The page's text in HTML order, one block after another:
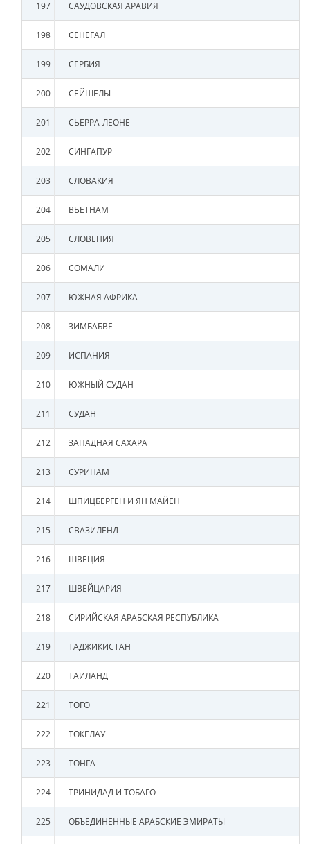
197 САУДОВСКАЯ АРАВИЯ
198 СЕНЕГАЛ
199 СЕРБИЯ
200 СЕЙШЕЛЫ
201 СЬЕРРА-ЛЕОНЕ
202 СИНГАПУР
203 СЛОВАКИЯ
204 ВЬЕТНАМ
205 СЛОВЕНИЯ
206 СОМАЛИ
207 ЮЖНАЯ АФРИКА
208 ЗИМБАБВЕ
209 ИСПАНИЯ
210 ЮЖНЫЙ СУДАН
211 СУДАН
212 ЗАПАДНАЯ САХАРА
213 СУРИНАМ
214 ШПИЦБЕРГЕН И ЯН МАЙЕН
215 СВАЗИЛЕНД
216 ШВЕЦИЯ
217 ШВЕЙЦАРИЯ
218 СИРИЙСКАЯ АРАБСКАЯ РЕСПУБЛИКА
219 ТАДЖИКИСТАН
220 ТАИЛАНД
221 ТОГО
222 ТОКЕЛАУ
223 ТОНГА
224 ТРИНИДАД И ТОБАГО
225 ОБЪЕДИНЕННЫЕ АРАБСКИЕ ЭМИРАТЫ